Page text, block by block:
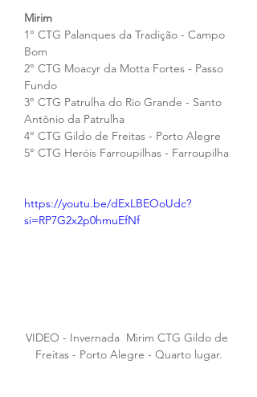
Mirim
1° CTG Palanques da Tradição - Campo
Bom
2° CTG Moacyr da Motta Fortes - Passo
Fundo
3° CTG Patrulha do Rio Grande - Santo
Antônio da Patrulha
4° CTG Gildo de Freitas - Porto Alegre
5° CTG Heróis Farroupilhas - Farroupilha
https://youtu.be/dExLBEOoUdc?
si=RP7G2x2p0hmuEfNf
VIDEO - Invernada  Mirim CTG Gildo de
Freitas - Porto Alegre - Quarto lugar.